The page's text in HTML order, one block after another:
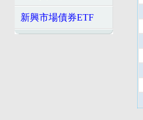
新興市場債券ETF